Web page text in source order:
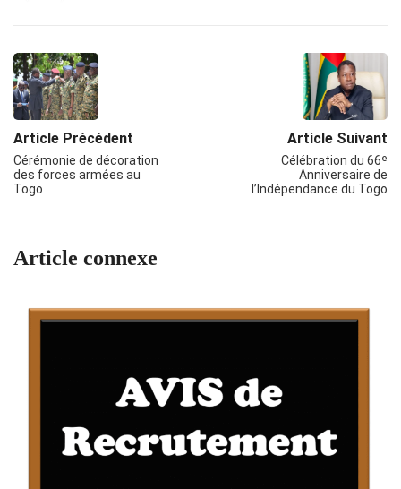
Article Précédent
Cérémonie de décoration
des forces armées au
Togo
Article Suivant
Célébration du 66ᵉ
Anniversaire de
l’Indépendance du Togo
Article connexe